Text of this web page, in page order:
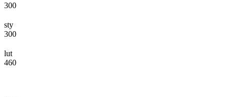
300
sty
300
lut
460